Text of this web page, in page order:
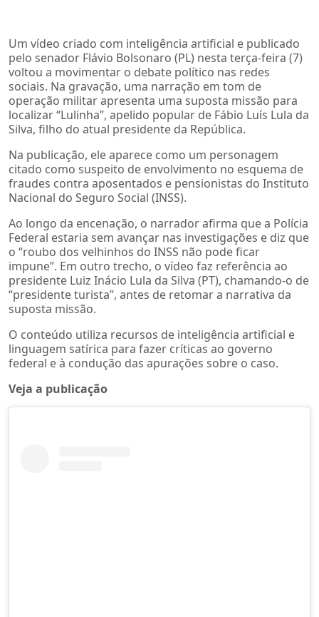
Um vídeo criado com inteligência artificial e publicado
pelo senador Flávio Bolsonaro (PL) nesta terça-feira (7)
voltou a movimentar o debate político nas redes
sociais. Na gravação, uma narração em tom de
operação militar apresenta uma suposta missão para
localizar “Lulinha”, apelido popular de Fábio Luís Lula da
Silva, filho do atual presidente da República.
Na publicação, ele aparece como um personagem
citado como suspeito de envolvimento no esquema de
fraudes contra aposentados e pensionistas do Instituto
Nacional do Seguro Social (INSS).
Ao longo da encenação, o narrador afirma que a Polícia
Federal estaria sem avançar nas investigações e diz que
o “roubo dos velhinhos do INSS não pode ficar
impune”. Em outro trecho, o vídeo faz referência ao
presidente Luiz Inácio Lula da Silva (PT), chamando-o de
“presidente turista”, antes de retomar a narrativa da
suposta missão.
O conteúdo utiliza recursos de inteligência artificial e
linguagem satírica para fazer críticas ao governo
federal e à condução das apurações sobre o caso.
Veja a publicação